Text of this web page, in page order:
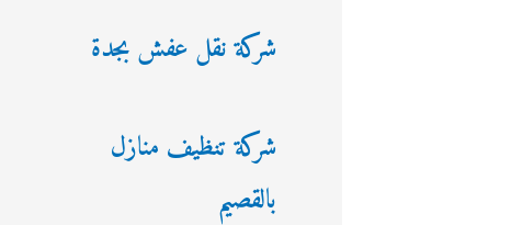
شركة نقل عفش بجدة
شركة تنظيف منازل
بالقصيم